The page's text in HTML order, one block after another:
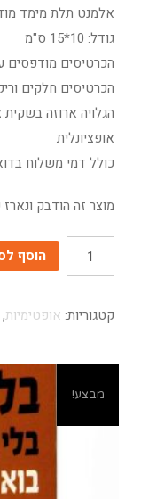
אלמנט תלת מימד
גודל: 10*15 ס"מ
הכרטיסים מודפסים ע"ג נייר כרומו
הכרטיסים חלקים
הגלויה ארוזה
אופציונלית
כולל דמי משלוח
מוצר זה הודבק
כמות הוסף
קטגוריות: אופטימיות,
מבצע!